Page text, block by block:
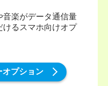
音楽がデータ通信量
けるスマホ向けオプ
オプション